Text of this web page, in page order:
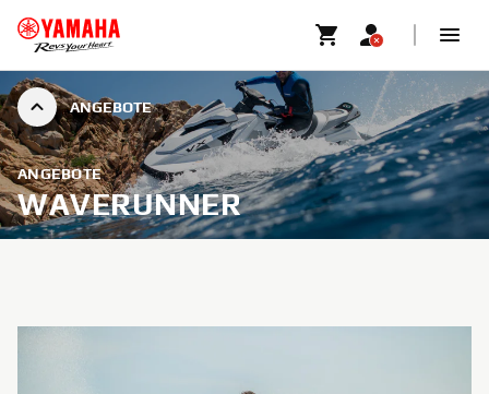
ANGEBOTE
ANGEBOTE
WAVERUNNER